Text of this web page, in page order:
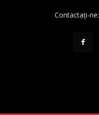
Contactați-ne: